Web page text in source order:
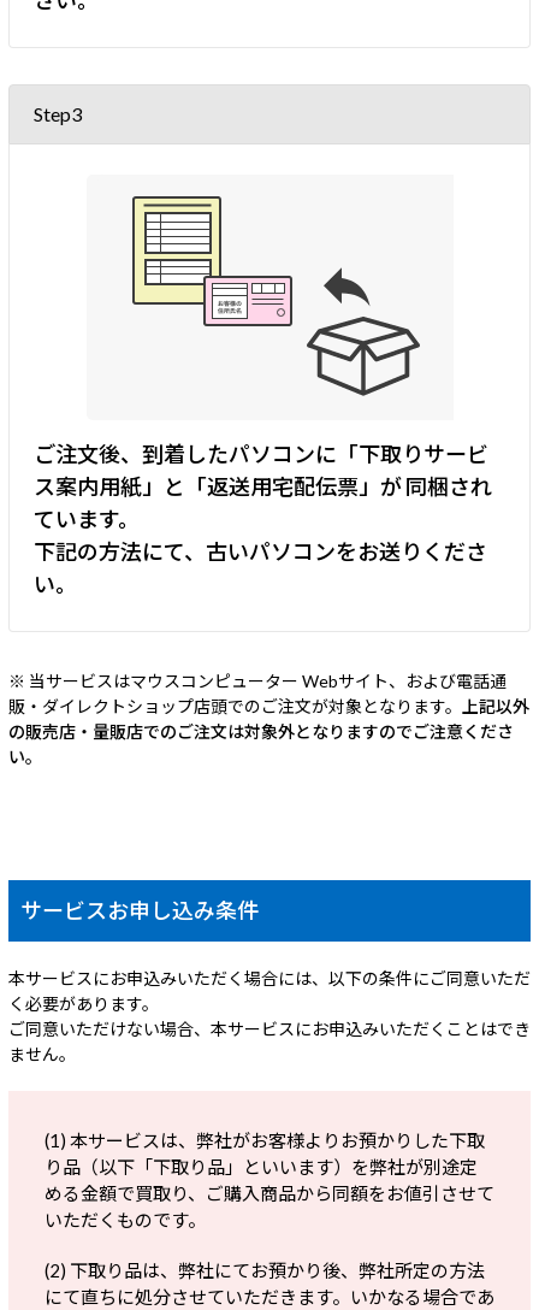
Step3
ご注文後、到着したパソコンに「下取りサービ
ス案内用紙」と「返送用宅配伝票」が同梱され
ています。
下記の方法にて、古いパソコンをお送りくださ
い。
※ 当サービスはマウスコンピューター Webサイト、および電話通
販・ダイレクトショップ店頭でのご注文が対象となります。
上記以外
の販売店・量販店でのご注文は対象外となりますのでご注意くださ
い。
サービスお申し込み条件
本サービスにお申込みいただく場合には、以下の条件にご同意いただ
く必要があります。
ご同意いただけない場合、本サービスにお申込みいただくことはでき
ません。
(1) 本サービスは、弊社がお客様よりお預かりした下取
り品（以下「下取り品」といいます）を弊社が別途定
める金額で買取り、ご購入商品から同額をお値引させて
いただくものです。
(2) 下取り品は、弊社にてお預かり後、弊社所定の方法
にて直ちに処分させていただきます。いかなる場合であ